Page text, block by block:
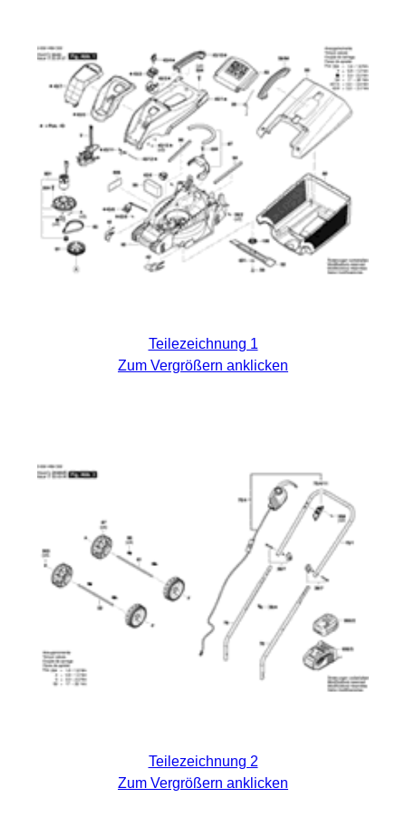
Teilezeichnung 1
Zum Vergrößern anklicken
Teilezeichnung 2
Zum Vergrößern anklicken